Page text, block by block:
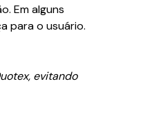
Em alguns
para o usuário.
evitando